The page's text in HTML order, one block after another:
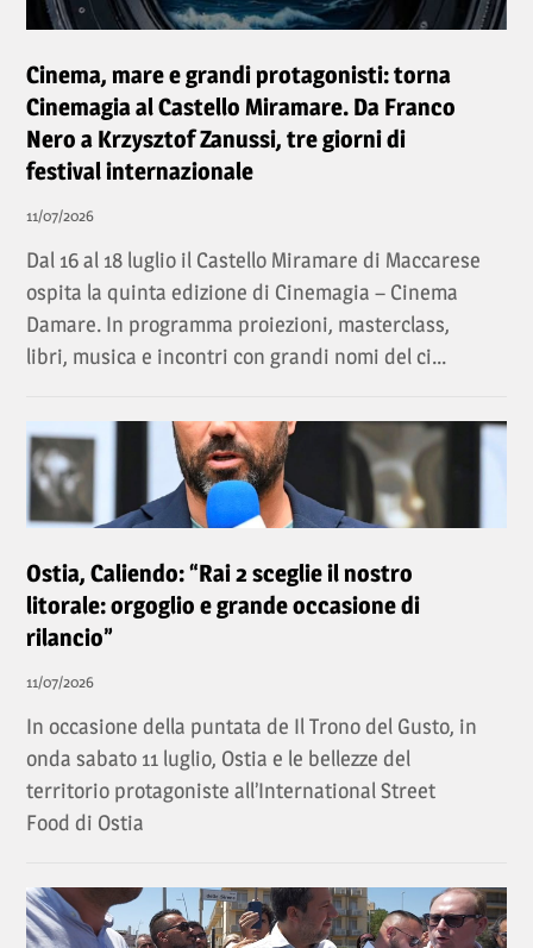
Cinema, mare e grandi protagonisti: torna
Cinemagia al Castello Miramare. Da Franco
Nero a Krzysztof Zanussi, tre giorni di
festival internazionale
11/07/2026
Dal 16 al 18 luglio il Castello Miramare di Maccarese
ospita la quinta edizione di Cinemagia – Cinema
Damare. In programma proiezioni, masterclass,
libri, musica e incontri con grandi nomi del ci...
Ostia, Caliendo: “Rai 2 sceglie il nostro
litorale: orgoglio e grande occasione di
rilancio”
11/07/2026
In occasione della puntata de Il Trono del Gusto, in
onda sabato 11 luglio, Ostia e le bellezze del
territorio protagoniste all’International Street
Food di Ostia